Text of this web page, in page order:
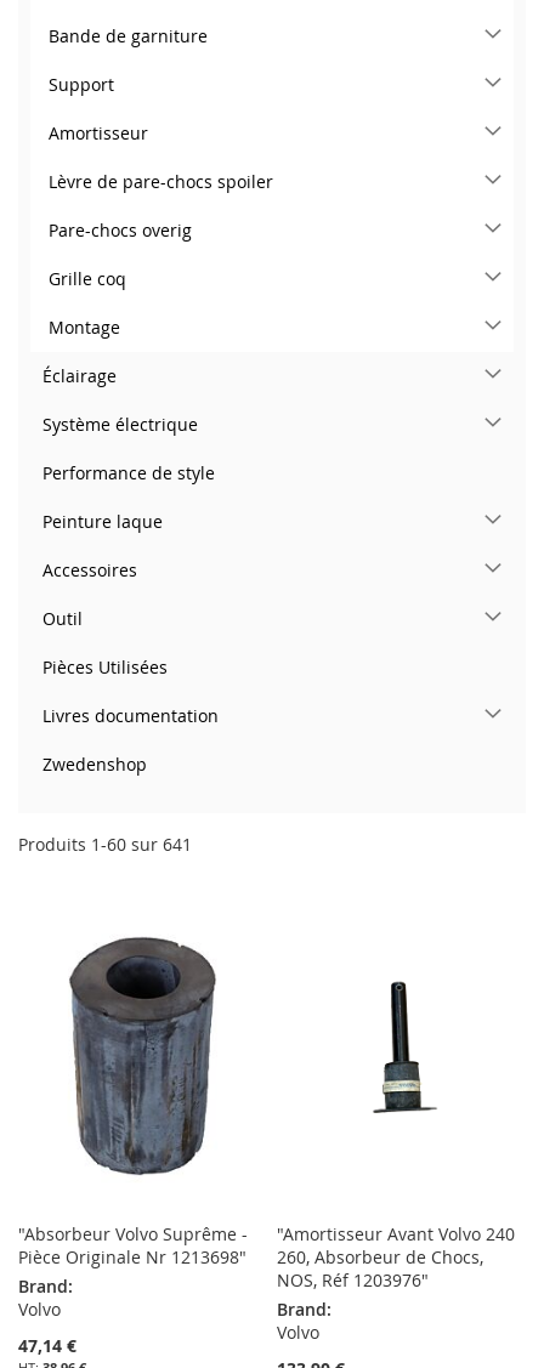
Produits 1-60 sur 641
"Absorbeur Volvo Suprême -
Pièce Originale Nr 1213698"
Brand:
Volvo
47,14 €
"Amortisseur Avant Volvo 240
260, Absorbeur de Chocs,
NOS, Réf 1203976"
Brand:
Volvo
Bande de garniture
Support
Amortisseur
Lèvre de pare-chocs spoiler
Pare-chocs overig
Grille coq
Montage
Éclairage
Système électrique
Performance de style
Peinture laque
Accessoires
Outil
Pièces Utilisées
Livres documentation
Zwedenshop